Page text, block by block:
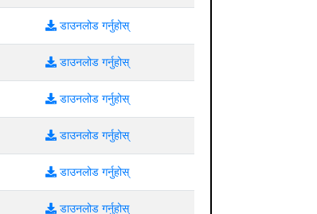
डाउनलोड गर्नुहोस्
डाउनलोड गर्नुहोस्
डाउनलोड गर्नुहोस्
डाउनलोड गर्नुहोस्
डाउनलोड गर्नुहोस्
डाउनलोड गर्नुहोस्